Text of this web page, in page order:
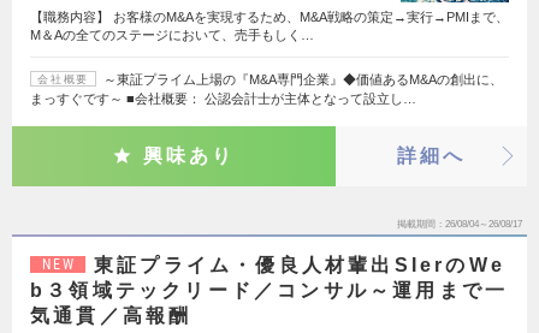
【職務内容】 お客様のM&Aを実現するため、M&A戦略の策定→実行→PMIまで、
M＆Aの全てのステージにおいて、売手もしく…
会社概要
～東証プライム上場の『M&A専門企業』◆価値あるM&Aの創出に、
まっすぐです～ ■会社概要： 公認会計士が主体となって設立し…
興味あり 詳細へ
掲載期間 26/08/04～26/08/17
NEW
東証プライム・優良人材輩出SIerのWe
b３領域テックリード／コンサル～運用まで一
気通貫／高報酬